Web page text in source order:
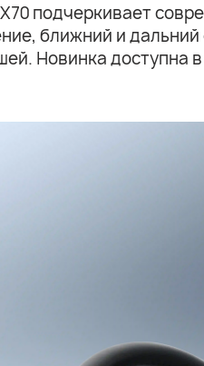
подчеркивает
ближний и
Новинка доступна